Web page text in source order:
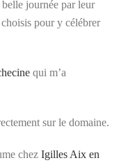
journée par leur
pour y célébrer
qui m’a
sur le domaine.
chez Igilles Aix en